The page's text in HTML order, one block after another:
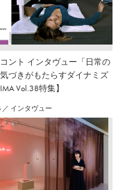
ント インタヴュー「日常の
づきがもたらすダイナミズ
Vol.38特集】
／ インタヴュー